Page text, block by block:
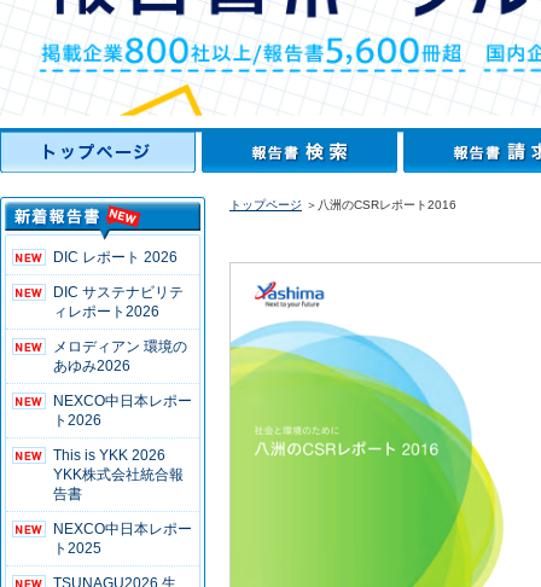
DIC レポート 2026
DIC サステナビリテ
ィレポート2026
メロディアン 環境の
あゆみ2026
NEXCO中日本レポー
ト2026
This is YKK 2026
YKK株式会社統合報
告書
NEXCO中日本レポー
ト2025
TSUNAGU2026 生
トップページ ＞八洲のCSRレポート2016